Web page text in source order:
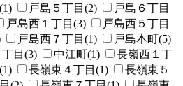
戸島５丁目(2)
戸島６丁目
戸島西１丁目(3)
戸島西５丁目
戸島西７丁目(1)
戸島本町(5)
目(3) 中江町(1)
長嶺西１丁
長嶺東４丁目(1)
長嶺東５